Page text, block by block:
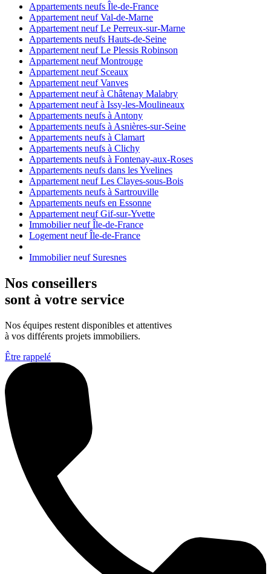
Appartements neufs Île-de-France
Appartement neuf Val-de-Marne
Appartement neuf Le Perreux-sur-Marne
Appartements neufs Hauts-de-Seine
Appartement neuf Le Plessis Robinson
Appartement neuf Montrouge
Appartement neuf Sceaux
Appartement neuf Vanves
Appartement neuf à Châtenay Malabry
Appartement neuf à Issy-les-Moulineaux
Appartements neufs à Antony
Appartements neufs à Asnières-sur-Seine
Appartements neufs à Clamart
Appartements neufs à Clichy
Appartements neufs à Fontenay-aux-Roses
Appartements neufs dans les Yvelines
Appartement neuf Les Clayes-sous-Bois
Appartements neufs à Sartrouville
Appartements neufs en Essonne
Appartement neuf Gif-sur-Yvette
Immobilier neuf Île-de-France
Logement neuf Île-de-France
Immobilier neuf Suresnes
Nos conseillers
sont à votre service
Nos équipes restent disponibles et attentives
à vos différents projets immobiliers.
Être rappelé